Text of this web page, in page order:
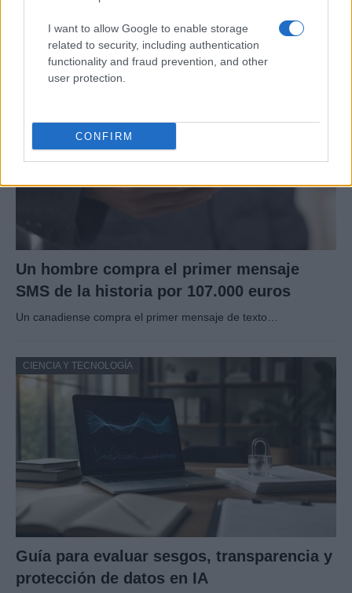
I want to allow Google to enable storage
related to security, including authentication
functionality and fraud prevention, and other
user protection.
CONFIRM
su impacto en la sociedad
Los planes regionales de ciencia y tecnología son…
CIENCIA Y TECNOLOGÍA
Un hombre compra el primer mensaje
SMS de la historia por 107.000 euros
Un canadiense compra el primer mensaje de texto…
CIENCIA Y TECNOLOGÍA
Guía para evaluar sesgos, transparencia y
protección de datos en IA